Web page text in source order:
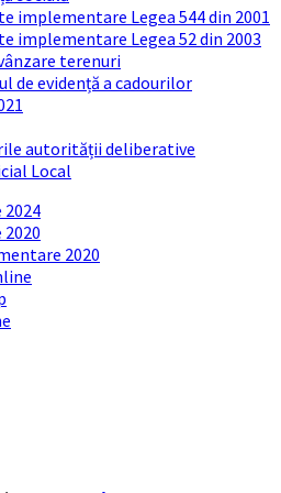
implementare Legea 544 din 2001
implementare Legea 52 din 2003
terenuri
de evidență a cadourilor
autorității deliberative
Local
2020